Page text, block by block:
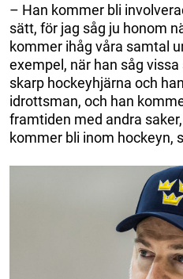
– Han kommer bli
sätt, för jag såg ju honom
kommer ihåg våra samtal
exempel, när han såg
skarp hockeyhjärna och
idrottsman, och han
framtiden med andra
kommer bli inom hockeyn,